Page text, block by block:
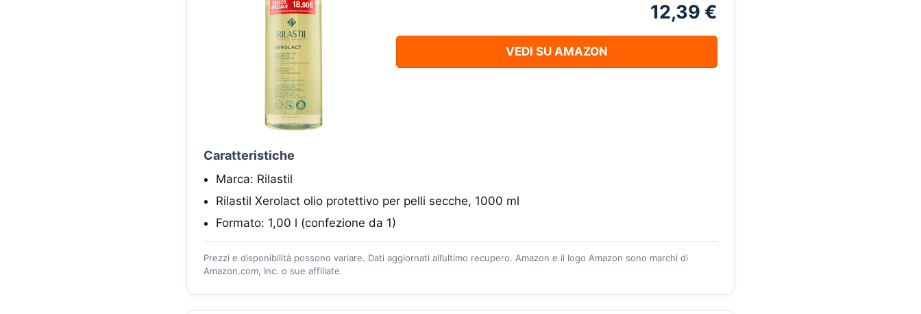
12,39 €
VEDI SU AMAZON
Caratteristiche
Marca: Rilastil
Rilastil Xerolact olio protettivo per pelli secche, 1000 ml
Formato: 1,00 l (confezione da 1)
Prezzi e disponibilità possono variare. Dati aggiornati all’ultimo recupero. Amazon e il logo Amazon sono marchi di
Amazon.com, Inc. o sue affiliate.